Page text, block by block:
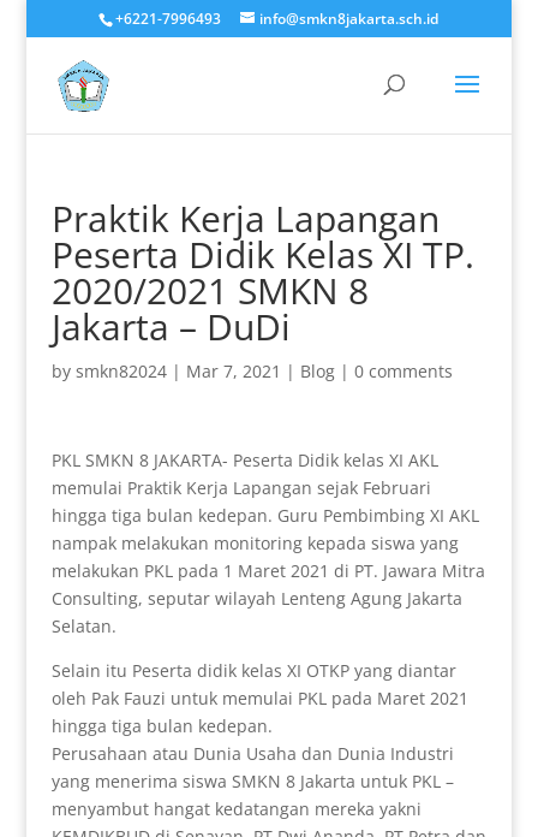
+6221-7996493 info@smkn8jakarta.sch.id
Praktik Kerja Lapangan
Peserta Didik Kelas XI TP.
2020/2021 SMKN 8
Jakarta – DuDi
by smkn82024| Mar 7, 2021 | Blog| 0 comments
PKL SMKN 8 JAKARTA- Peserta Didik kelas XI AKL
memulai Praktik Kerja Lapangan sejak Februari
hingga tiga bulan kedepan. Guru Pembimbing XI AKL
nampak melakukan monitoring kepada siswa yang
melakukan PKL pada 1 Maret 2021 di PT. Jawara Mitra
Consulting, seputar wilayah Lenteng Agung Jakarta
Selatan.
Selain itu Peserta didik kelas XI OTKP yang diantar
oleh Pak Fauzi untuk memulai PKL pada Maret 2021
hingga tiga bulan kedepan.
Perusahaan atau Dunia Usaha dan Dunia Industri
yang menerima siswa SMKN 8 Jakarta untuk PKL –
menyambut hangat kedatangan mereka yakni